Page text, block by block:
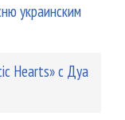
украинским
Hearts» с Дуа